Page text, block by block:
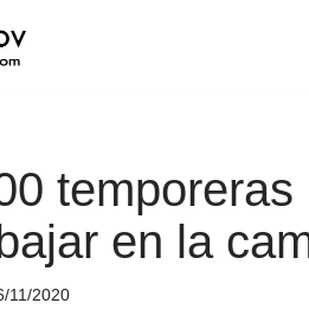
en la
11/2020